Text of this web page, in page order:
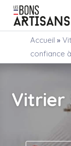
Accueil »
confiance
Vitrier